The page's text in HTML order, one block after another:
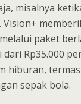
misalnya
paket
Rp35.000
hiburan,
sepak bola.